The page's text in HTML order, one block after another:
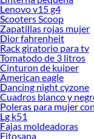
Lenovo v15 g4
Scooters Scoop
Zapatillas rojas mujer
Dior fahrenheit
Rack giratorio para tv
Tomatodo de 3 litros
Cinturon de kuiper
American eagle
Dancing night cyzone
Cuadros blanco y
Poleras para mujer
Lg k51
Fajas moldeadoras
Fitosana